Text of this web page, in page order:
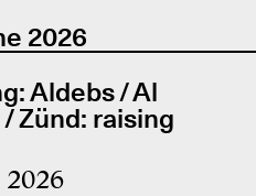
2026
Aldebs / Al
Zünd: raising